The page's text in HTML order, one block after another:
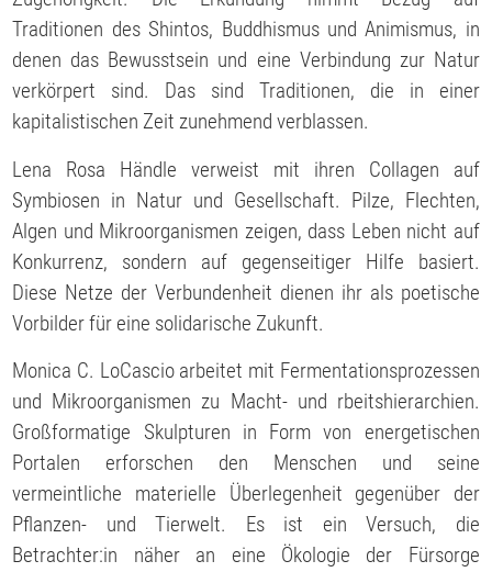
Traditionen des Shintos, Buddhismus und Animismus, in
denen das Bewusstsein und eine Verbindung zur Natur
verkörpert sind. Das sind Traditionen, die in einer
kapitalistischen Zeit zunehmend verblassen.
Lena Rosa Händle verweist mit ihren Collagen auf
Symbiosen in Natur und Gesellschaft. Pilze, Flechten,
Algen und Mikroorganismen zeigen, dass Leben nicht auf
Konkurrenz, sondern auf gegenseitiger Hilfe basiert.
Diese Netze der Verbundenheit dienen ihr als poetische
Vorbilder für eine solidarische Zukunft.
Monica C. LoCascio arbeitet mit Fermentationsprozessen
und Mikroorganismen zu Macht- und rbeitshierarchien.
Großformatige Skulpturen in Form von energetischen
Portalen erforschen den Menschen und seine
vermeintliche materielle Überlegenheit gegenüber der
Pflanzen- und Tierwelt. Es ist ein Versuch, die
Betrachter:in näher an eine Ökologie der Fürsorge